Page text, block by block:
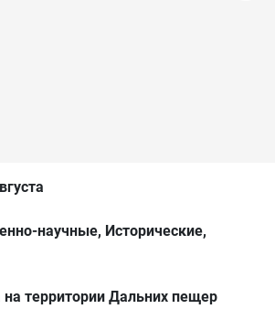
научные, Исторические,
на территории Дальних пещер